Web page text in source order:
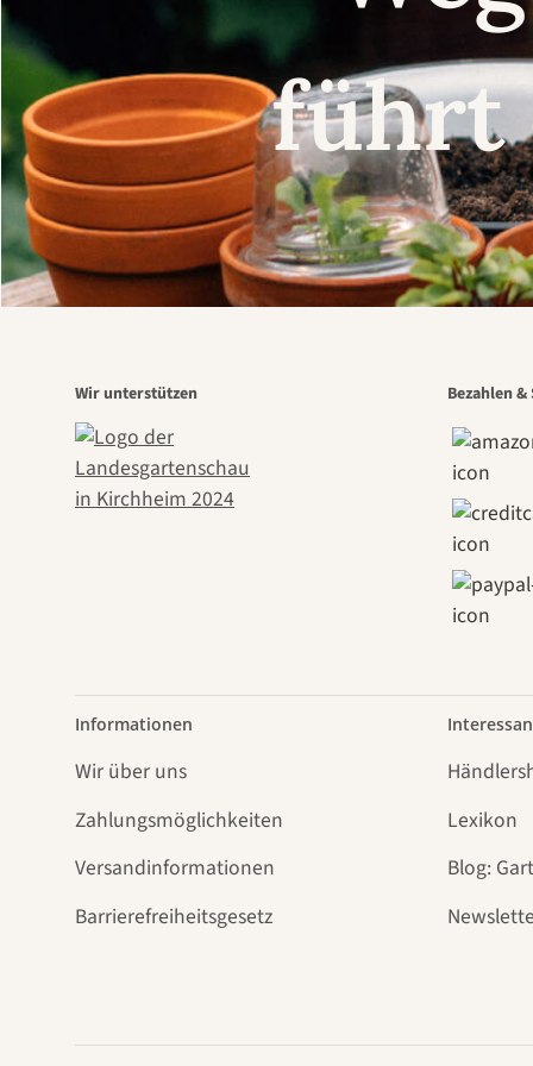
führt
Wir unterstützen Bezahlen
Informationen
Wir über uns
Zahlungsmöglichkeiten
Versandinformationen
Barrierefreiheitsgesetz
Lexikon
Blog: